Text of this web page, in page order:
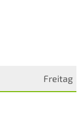
Freitag